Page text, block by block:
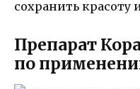
сохранить красоту
Препарат
по